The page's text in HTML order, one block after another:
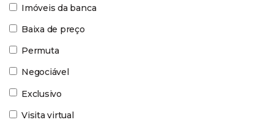
Imóveis da banca
Baixa de preço
Permuta
Negociável
Exclusivo
Visita virtual